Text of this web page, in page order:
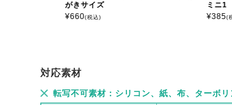
がきサイズ
660(税込)
ミニ1
385(税込)
対応素材
転写不可素材：シリコン、紙、布、ターボ